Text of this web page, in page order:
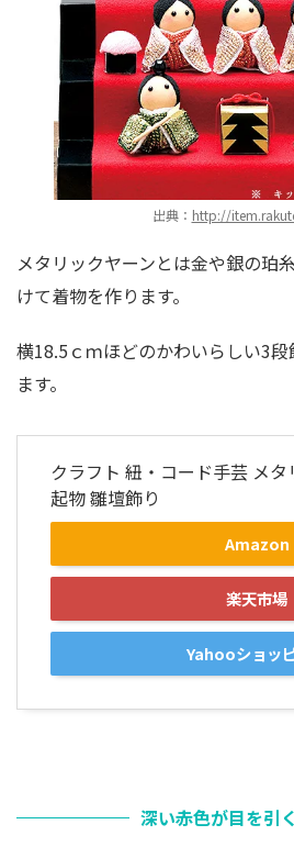
出典： http://
メタリックヤーンとは金や銀の珀
けて着物を作ります。
横18.5ｃｍほどのかわいらしい3
ます。
クラフト 紐・コード手芸 メ
起物 雛壇飾り
Amazon
楽天市場
Yahooショッ
深い赤色が目を引